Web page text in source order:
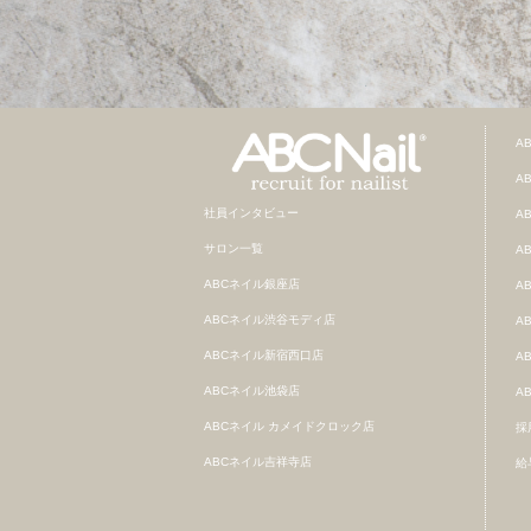
社員インタビュー
サロン一覧
ABCネイル銀座店
ABCネイル渋谷モディ店
ABCネイル新宿西口店
ABCネイル池袋店
ABCネイル カメイドクロック店
ABCネイル吉祥寺店
採
給